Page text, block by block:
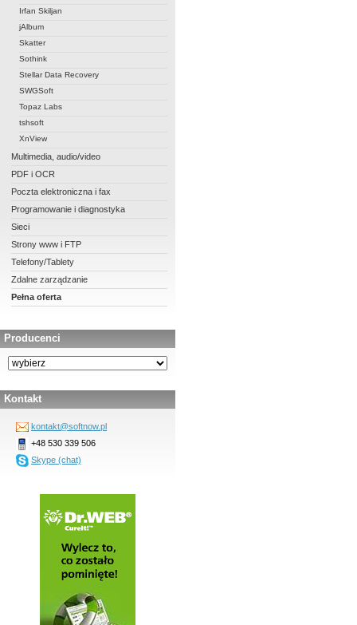
Irfan Skiljan
jAlbum
Skatter
Sothink
Stellar Data Recovery
SWGSoft
Topaz Labs
tshsoft
XnView
Multimedia, audio/video
PDF i OCR
Poczta elektroniczna i fax
Programowanie i diagnostyka
Sieci
Strony www i FTP
Telefony/Tablety
Zdalne zarządzanie
Pełna oferta
Producenci
Kontakt
kontakt@softnow.pl
+48 530 339 506
Skype (chat)